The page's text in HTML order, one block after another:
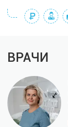
ВРАЧИ